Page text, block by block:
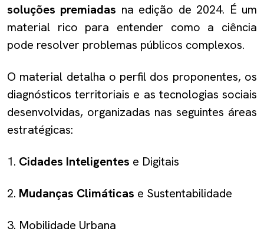
soluções premiadas na edição de 2024. É um
material rico para entender como a ciência
pode resolver problemas públicos complexos.
O material detalha o perfil dos proponentes, os
diagnósticos territoriais e as tecnologias sociais
desenvolvidas, organizadas nas seguintes áreas
estratégicas:
1. Cidades Inteligentes e Digitais
2. Mudanças Climáticas e Sustentabilidade
3. Mobilidade Urbana